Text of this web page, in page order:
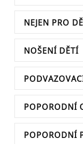
NEJEN PRO
NOŠENÍ DĚTÍ
POPORODNÍ
POPORODNÍ